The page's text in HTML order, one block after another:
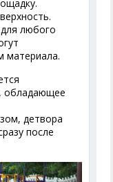
любого
материала.
обладающее
детвора
после